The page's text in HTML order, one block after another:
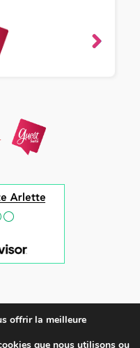
légales et CGV
offrir la meilleure
que nous utilisons ou